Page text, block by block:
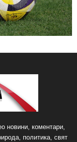
новини, коментари,
политика, свят